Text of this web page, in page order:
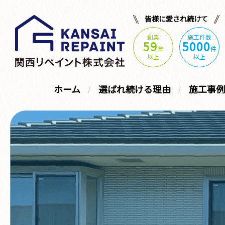
皆様に愛され続けて
創業
59年
以上
施工件数
5000件
以上
ホーム 選ばれ続ける理由 施工事